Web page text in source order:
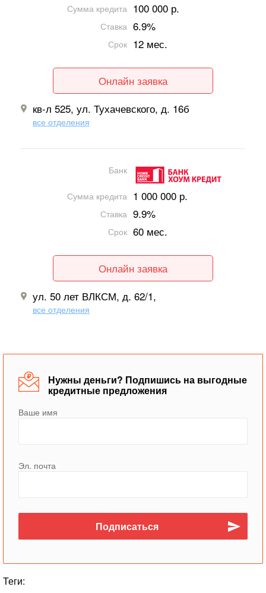
Сумма кредита 100 000 р.
Ставка 6.9%
Срок 12 мес.
Онлайн заявка
кв-л 525, ул. Тухачевского, д. 16б
все отделения
Банк
Сумма кредита 1 000 000 р.
Ставка 9.9%
Срок 60 мес.
Онлайн заявка
ул. 50 лет ВЛКСМ, д. 62/1,
все отделения
Нужны деньги? Подпишись на выгодные
кредитные предложения
Ваше имя
Эл. почта
Теги: